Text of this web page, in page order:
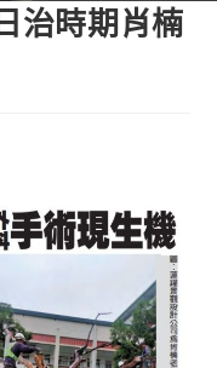
治時期肖楠